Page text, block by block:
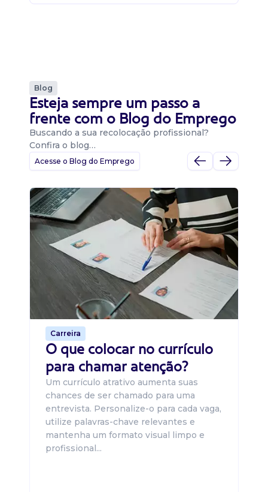
Blog
Esteja sempre um passo a
frente com o Blog do Emprego
Buscando a sua recolocação profissional?
Confira o blog…
Acesse o Blog do Emprego
Carreira
O que colocar no currículo
para chamar atenção?
Um currículo atrativo aumenta suas
chances de ser chamado para uma
entrevista. Personalize-o para cada vaga,
utilize palavras-chave relevantes e
mantenha um formato visual limpo e
profissional...